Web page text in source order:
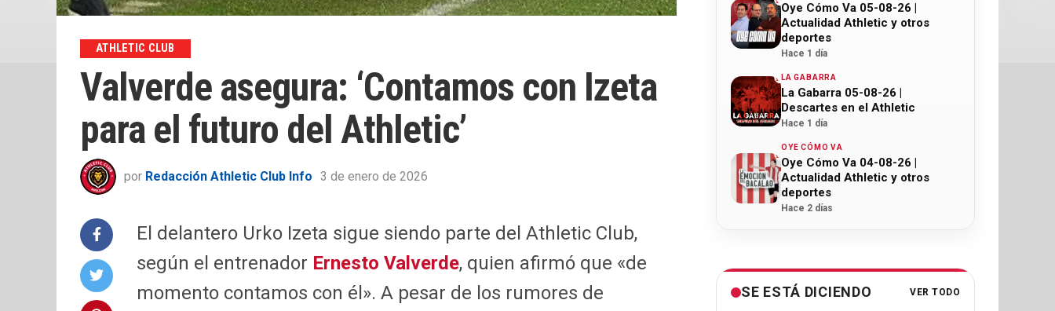
ATHLETIC CLUB
Valverde asegura: ‘Contamos con Izeta
para el futuro del Athletic’
por Redacción Athletic Club Info 3 de enero de 2026
El delantero Urko Izeta sigue siendo parte del Athletic Club,
según el entrenador Ernesto Valverde, quien afirmó que «de
momento contamos con él». A pesar de los rumores de
Oye Cómo Va 05-08-26 |
Actualidad Athletic y otros
deportes
Hace 1 día
LA GABARRA
La Gabarra 05-08-26 |
Descartes en el Athletic
Hace 1 día
OYE CÓMO VA
Oye Cómo Va 04-08-26 |
Actualidad Athletic y otros
deportes
Hace 2 días
SE ESTÁ DICIENDO VER TODO